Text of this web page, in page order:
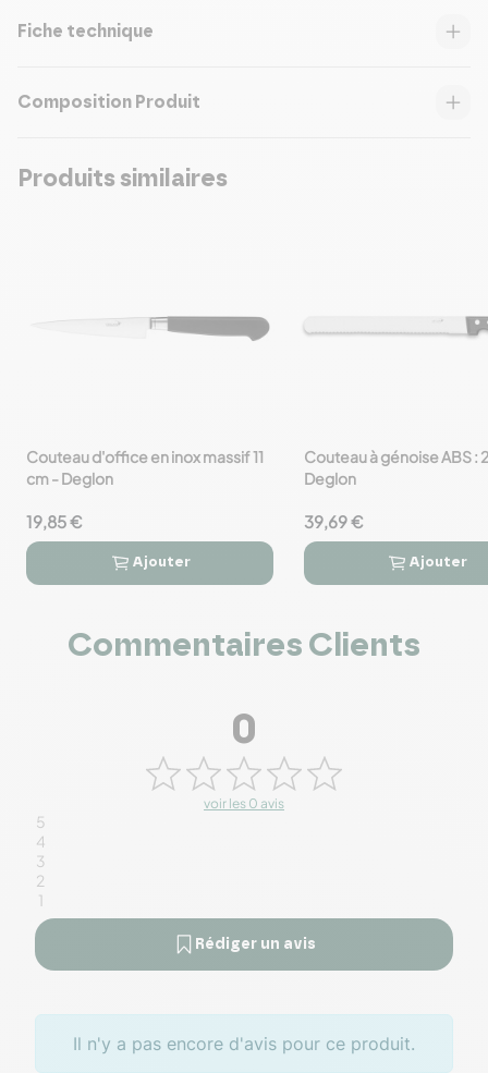
Fiche technique
Composition Produit
Produits similaires
favorite_border
Couteau d'office en inox massif 11
cm - Deglon
19,85 €
 
Ajouter
favorite_border
Couteau à génoise ABS :
Deglon
39,69 €
 
Ajouter
Commentaires Clients
0
voir les 0 avis
5
4
3
2
1
Rédiger un avis
Il n'y a pas encore d'avis pour ce produit.